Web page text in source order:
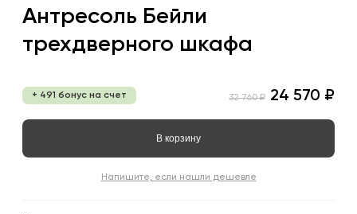
Антресоль Бейли
трехдверного шкафа
+ 491 бонус на счет 32 760 ₽ 24 570 ₽
В корзину
Напишите, если нашли дешевле